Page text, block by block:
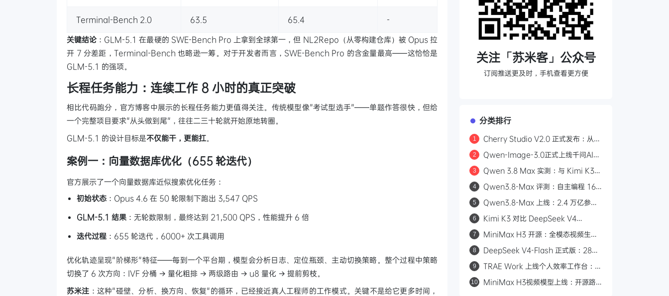
Terminal-Bench 2.0 63.5 65.4
-
关键结论 ：GLM-5.1 在最硬的 SWE-Bench Pro 上拿到全球第一，但 NL2Repo（从零构建仓库）被 Opus 拉
开 7 分差距，Terminal-Bench 也略逊一筹。对于开发者而言，SWE-Bench Pro 的含金量最高——这恰恰是
GLM-5.1 的强项。
长程任务能力：连续工作 8 小时的真正突破
相比代码跑分，官方博客中展示的长程任务能力更值得关注。传统模型像"考试型选手"——单题作答很快，但给
一个完整项目要求"从头做到尾"，往往二三十轮就开始原地转圈。
GLM-5.1 的设计目标是不仅能干，更能扛。
案例一：向量数据库优化（655 轮迭代）
官方展示了一个向量数据库近似搜索优化任务：
初始状态 ：Opus 4.6 在 50 轮限制下跑出 3,547 QPS
GLM-5.1 结果 ：无轮数限制，最终达到 21,500 QPS，性能提升 6 倍
迭代过程 ：655 轮迭代，6000+ 次工具调用
优化轨迹呈现"阶梯形"特征——每到一个平台期，模型会分析日志、定位瓶颈、主动切换策略。整个过程中策略
切换了 6 次方向：IVF 分桶 → 量化粗排 → 两级路由 → u8 量化 → 提前剪枝。
苏米注 ：这种"碰壁、分析、换方向、恢复"的循环，已经接近真人工程师的工作模式。关键不是给它更多时间，
关注「苏米客」公众号
订阅推送更及时，手机查看更方便
分类排行
1
Cherry Studio V2.0 正式发布：从
能工作站
2
Qwen-Image-3.0正式上线千问AI平
4.5k token复杂版面一次生成
3
Qwen 3.8 Max 实测：与 Kimi K3
4
Qwen3.8-Max 评测：自主编程 16
5
Qwen3.8-Max 上线：2.4 万亿参
AI 平台
6
Kimi K3 对比 DeepSeek V4
路线之争
7
MiniMax H3 开源：全模态视频生成
8
DeepSeek V4-Flash 正式版：284B
Claude Opus 4.8
9
TRAE Work 上线个人效率工作台：一
10
MiniMax H3视频模型上线：开源路